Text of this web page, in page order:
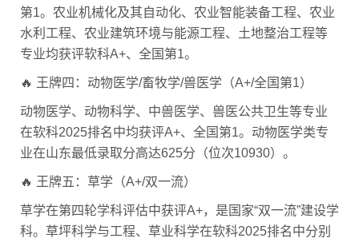
第1。农业机械化及其自动化、农业智能装备工程、农业
水利工程、农业建筑环境与能源工程、土地整治工程等
专业均获评软科A+、全国第1。
🔥 王牌四：动物医学/畜牧学/兽医学（A+/全国第1）
动物医学、动物科学、中兽医学、兽医公共卫生等专业
在软科2025排名中均获评A+、全国第1。动物医学类专
业在山东最低录取分高达625分（位次10930）。
🔥 王牌五：草学（A+/双一流）
草学在第四轮学科评估中获评A+，是国家“双一流”建设学
科。草坪科学与工程、草业科学在软科2025排名中分别